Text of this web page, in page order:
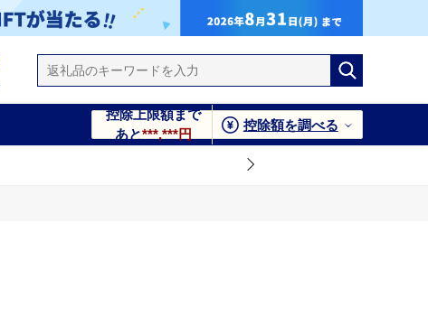
控除上限額まで
あと***,***円
控除額を調べる